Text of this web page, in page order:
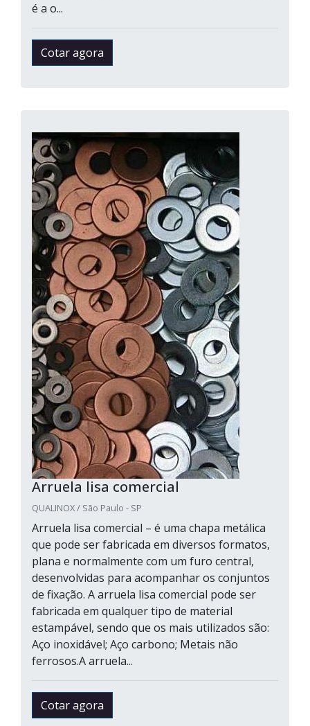
é a o...
Cotar agora
Arruela lisa comercial
QUALINOX / São Paulo - SP
Arruela lisa comercial – é uma chapa metálica
que pode ser fabricada em diversos formatos,
plana e normalmente com um furo central,
desenvolvidas para acompanhar os conjuntos
de fixação. A arruela lisa comercial pode ser
fabricada em qualquer tipo de material
estampável, sendo que os mais utilizados são:
Aço inoxidável; Aço carbono; Metais não
ferrosos.A arruela...
Cotar agora